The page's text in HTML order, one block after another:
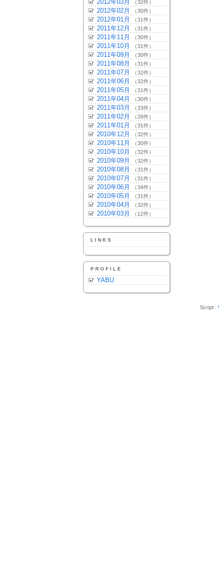
2012年03月 （32件）
2012年02月 （30件）
2012年01月 （31件）
2011年12月 （31件）
2011年11月 （30件）
2011年10月 （31件）
2011年09月 （30件）
2011年08月 （31件）
2011年07月 （32件）
2011年06月 （32件）
2011年05月 （31件）
2011年04月 （30件）
2011年03月 （33件）
2011年02月 （28件）
2011年01月 （31件）
2010年12月 （32件）
2010年11月 （30件）
2010年10月 （32件）
2010年09月 （32件）
2010年08月 （31件）
2010年07月 （31件）
2010年06月 （34件）
2010年05月 （31件）
2010年04月 （32件）
2010年03月 （12件）
LINKS
PROFILE
YABU
Script :